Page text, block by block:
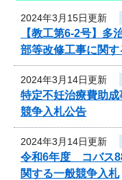
2024年3月15日更新
【教工第6-2号】多
部等改修工事に関
2024年3月14日更新
特定不妊治療費助
競争入札公告
2024年3月14日更新
令和6年度 コバス
関する一般競争入札